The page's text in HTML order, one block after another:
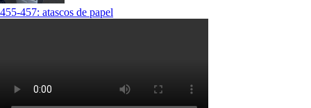
455-457: atascos de papel